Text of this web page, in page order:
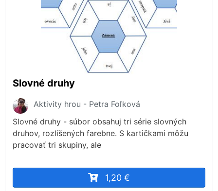
Slovné druhy
Aktivity hrou - Petra Foľková
Slovné druhy - súbor obsahuj tri série slovných
druhov, rozlíšených farebne. S kartičkami môžu
pracovať tri skupiny, ale
1,20 €